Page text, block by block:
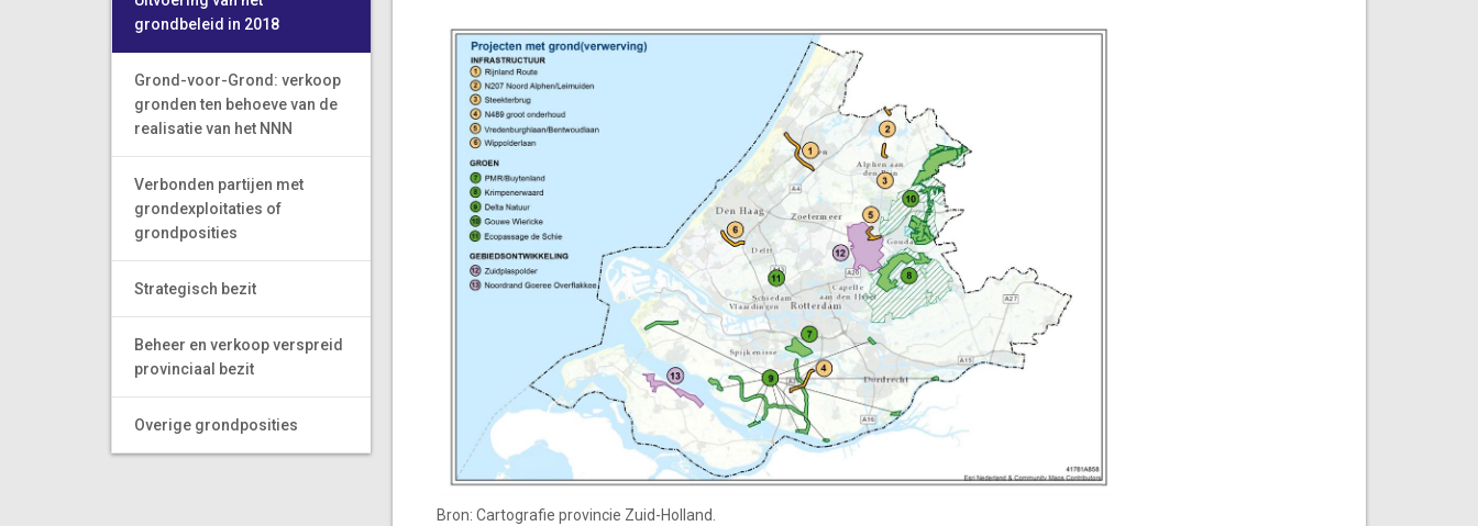
grondbeleid in 2018
Grond-voor-Grond: verkoop
gronden ten behoeve van de
realisatie van het NNN
Verbonden partijen met
grondexploitaties of
grondposities
Strategisch bezit
Beheer en verkoop verspreid
provinciaal bezit
Overige grondposities
Bron: Cartografie provincie Zuid-Holland.